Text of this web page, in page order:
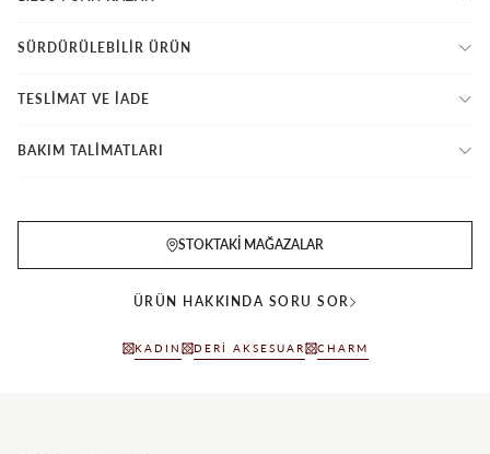
SÜRDÜRÜLEBİLİR ÜRÜN
TESLİMAT VE İADE
BAKIM TALİMATLARI
STOKTAKI MAĞAZALAR
ÜRÜN HAKKINDA SORU SOR
KADIN DERI AKSESUAR CHARM